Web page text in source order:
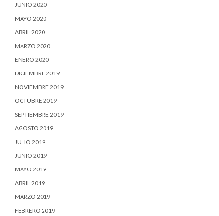
JUNIO 2020
MAYO 2020
ABRIL 2020
MARZO 2020
ENERO 2020
DICIEMBRE 2019
NOVIEMBRE 2019
OCTUBRE 2019
SEPTIEMBRE 2019
AGOSTO 2019
JULIO 2019
JUNIO 2019
MAYO 2019
ABRIL 2019
MARZO 2019
FEBRERO 2019